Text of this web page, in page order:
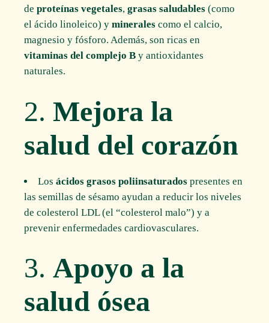
deproteínas vegetales,grasas saludables (como
el ácido linoleico) yminerales como el calcio,
magnesio y fósforo. Además, son ricas en
vitaminas del complejo B y antioxidantes
naturales.
2.Mejora la
salud del corazón
Losácidos grasos poliinsaturados presentes en
las semillas de sésamo ayudan a reducir los niveles
de colesterol LDL (el “colesterol malo”) y a
prevenir enfermedades cardiovasculares.
3.Apoyo a la
salud ósea